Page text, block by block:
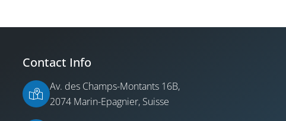
Contact Info
Av. des Champs-Montants 16B,
2074 Marin-Epagnier, Suisse